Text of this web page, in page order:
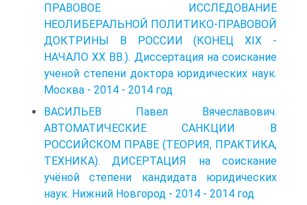
ПРАВОВОЕ ИССЛЕДОВАНИЕ
НЕОЛИБЕРАЛЬНОЙ ПОЛИТИКО-ПРАВОВОЙ
ДОКТРИНЫ В РОССИИ (КОНЕЦ XIX -
НАЧАЛО XX BB.). Диссертация на соискание
ученой степени доктора юридических наук.
Москва - 2014 - 2014 год
ВАСИЛЬЕВ Павел Вячеславович.
АВТОМАТИЧЕСКИЕ САНКЦИИ В
РОССИЙСКОМ ПРАВЕ (ТЕОРИЯ, ПРАКТИКА,
ТЕХНИКА). ДИСЕРТАЦИЯ на соискание
учёной степени кандидата юридических
наук. Нижний Новгород - 2014 - 2014 год